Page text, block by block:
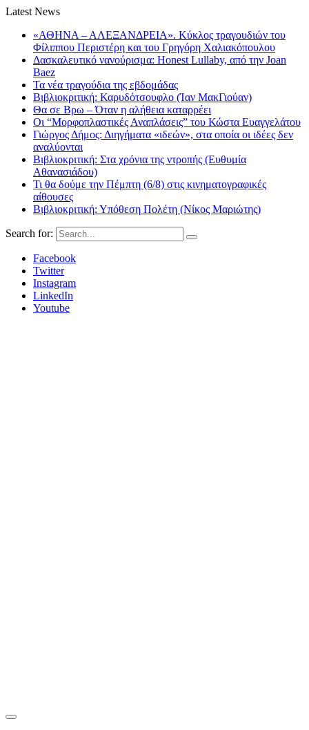
Latest News
«ΑΘΗΝΑ – ΑΛΕΞΑΝΔΡΕΙΑ». Κύκλος τραγουδιών του
Φίλιππου Περιστέρη και του Γρηγόρη Χαλιακόπουλου
Δασκαλευτικό νανούρισμα: Honest Lullaby, από την Joan
Baez
Τα νέα τραγούδια της εβδομάδας
Βιβλιοκριτική: Καρυδότσουφλο (Ίαν ΜακΓιούαν)
Θα σε Βρω – Όταν η αλήθεια καταρρέει
Οι “Μορφοπλαστικές Αναπλάσεις” του Κώστα Ευαγγελάτου
Γιώργος Δήμος: Διηγήματα «ιδεών», στα οποία οι ιδέες δεν
αναλύονται
Βιβλιοκριτική: Στα χρόνια της ντροπής (Ευθυμία
Αθανασιάδου)
Τι θα δούμε την Πέμπτη (6/8) στις κινηματογραφικές
αίθουσες
Βιβλιοκριτική: Υπόθεση Πολέτη (Νίκος Μαριώτης)
Search for:
Facebook
Twitter
Instagram
LinkedIn
Youtube